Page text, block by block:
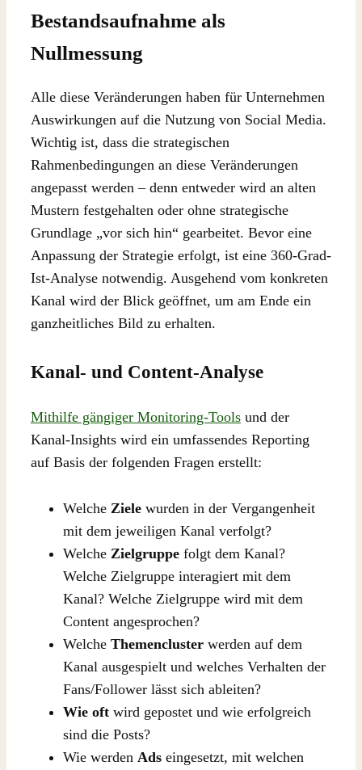
Bestandsaufnahme als
Nullmessung
Alle diese Veränderungen haben für Unternehmen
Auswirkungen auf die Nutzung von Social Media.
Wichtig ist, dass die strategischen
Rahmenbedingungen an diese Veränderungen
angepasst werden – denn entweder wird an alten
Mustern festgehalten oder ohne strategische
Grundlage „vor sich hin“ gearbeitet. Bevor eine
Anpassung der Strategie erfolgt, ist eine 360-Grad-
Ist-Analyse notwendig. Ausgehend vom konkreten
Kanal wird der Blick geöffnet, um am Ende ein
ganzheitliches Bild zu erhalten.
Kanal- und Content-Analyse
Mithilfe gängiger Monitoring-Tools und der
Kanal-Insights wird ein umfassendes Reporting
auf Basis der folgenden Fragen erstellt:
Welche Ziele wurden in der Vergangenheit
mit dem jeweiligen Kanal verfolgt?
Welche Zielgruppe folgt dem Kanal?
Welche Zielgruppe interagiert mit dem
Kanal? Welche Zielgruppe wird mit dem
Content angesprochen?
Welche Themencluster werden auf dem
Kanal ausgespielt und welches Verhalten der
Fans/Follower lässt sich ableiten?
Wie oft wird gepostet und wie erfolgreich
sind die Posts?
Wie werden Ads eingesetzt, mit welchen